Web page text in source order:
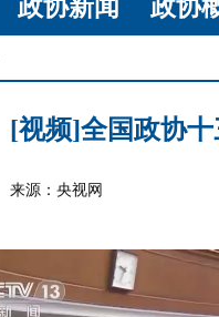
政协新闻 政协
[视频]全国政协
来源：央视网